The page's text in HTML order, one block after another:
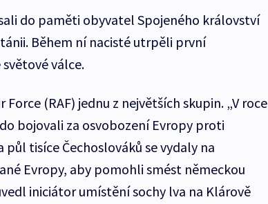
do paměti obyvatel Spojeného království
Během ní nacisté utrpěli první
válce.
(RAF) jednu z největších skupin. „V roce
bojovali za osvobození Evropy proti
půl tisíce Čechoslováků se vydaly na
Evropy, aby pomohli smést německou
iniciátor umístění sochy lva na Klárově